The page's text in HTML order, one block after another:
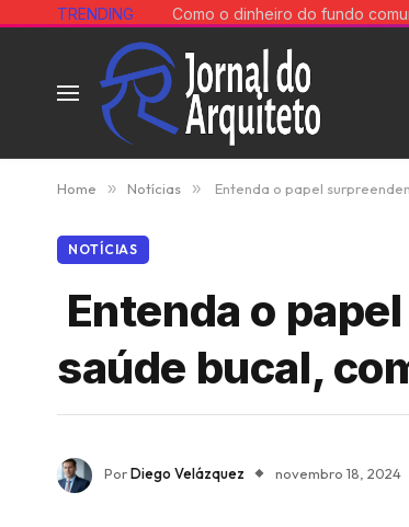
TRENDING
Home » Notícias » Entenda o papel
NOTÍCIAS
Entenda o
saúde bucal,
PorDiego Velázquez novembro 18, 2024